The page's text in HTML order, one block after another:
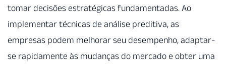
tomar decisões estratégicas fundamentadas. Ao
implementar técnicas de análise preditiva, as
empresas podem melhorar seu desempenho, adaptar-
se rapidamente às mudanças do mercado e obter uma